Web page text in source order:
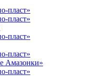
пласт»
пласт»
пласт»
пласт»
Амазонки»
пласт»